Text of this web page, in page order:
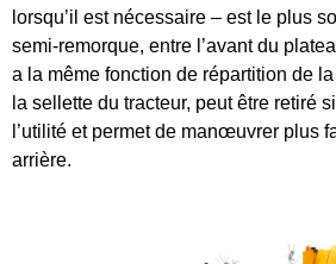
lorsqu’il est nécessaire – est le plus
semi-remorque, entre l’avant du
a la même fonction de répartition de
la sellette du tracteur, peut être retiré
l’utilité et permet de manœuvrer plus
arrière.